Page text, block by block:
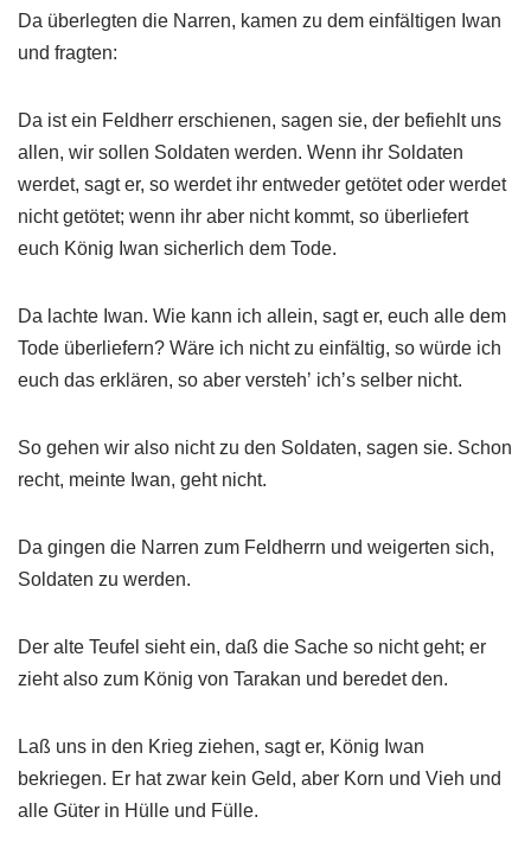
Da überlegten die Narren, kamen zu dem einfältigen Iwan
und fragten:
Da ist ein Feldherr erschienen, sagen sie, der befiehlt uns
allen, wir sollen Soldaten werden. Wenn ihr Soldaten
werdet, sagt er, so werdet ihr entweder getötet oder werdet
nicht getötet; wenn ihr aber nicht kommt, so überliefert
euch König Iwan sicherlich dem Tode.
Da lachte Iwan. Wie kann ich allein, sagt er, euch alle dem
Tode überliefern? Wäre ich nicht zu einfältig, so würde ich
euch das erklären, so aber verstehʼ ichʼs selber nicht.
So gehen wir also nicht zu den Soldaten, sagen sie. Schon
recht, meinte Iwan, geht nicht.
Da gingen die Narren zum Feldherrn und weigerten sich,
Soldaten zu werden.
Der alte Teufel sieht ein, daß die Sache so nicht geht; er
zieht also zum König von Tarakan und beredet den.
Laß uns in den Krieg ziehen, sagt er, König Iwan
bekriegen. Er hat zwar kein Geld, aber Korn und Vieh und
alle Güter in Hülle und Fülle.